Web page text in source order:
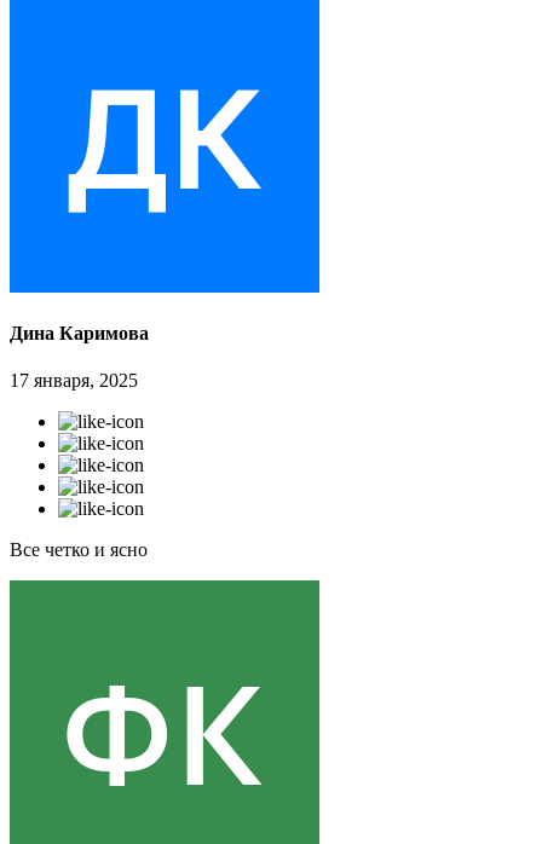
Дина Каримова
17 января, 2025
Все четко и ясно